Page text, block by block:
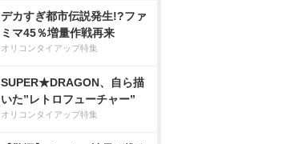
デカすぎ都市伝説発生!?ファ
ミマ45％増量作戦再来
オリコンタイアップ特集
SUPER★DRAGON、自ら描
いた”レトロフューチャー”
オリコンタイアップ特集